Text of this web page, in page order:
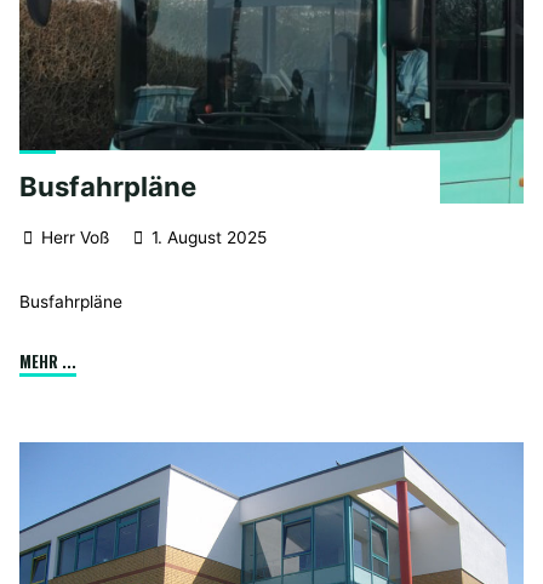
Busfahrpläne
Herr Voß 1. August 2025
Busfahrpläne
MEHR ...